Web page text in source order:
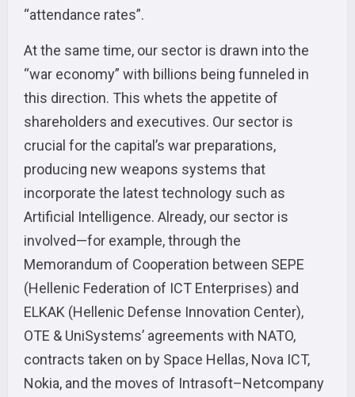
“attendance rates”.
At the same time, our sector is drawn into the
“war economy” with billions being funneled in
this direction. This whets the appetite of
shareholders and executives. Our sector is
crucial for the capital’s war preparations,
producing new weapons systems that
incorporate the latest technology such as
Artificial Intelligence. Already, our sector is
involved—for example, through the
Memorandum of Cooperation between SEPE
(Hellenic Federation of ICT Enterprises) and
ELKAK (Hellenic Defense Innovation Center),
OTE & UniSystems’ agreements with NATO,
contracts taken on by Space Hellas, Nova ICT,
Nokia, and the moves of Intrasoft–Netcompany